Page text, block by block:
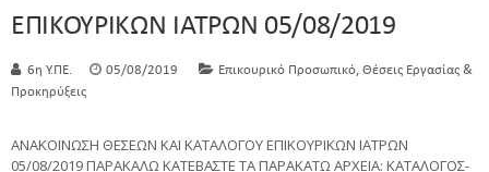
ΕΠΙΚΟΥΡΙΚΩΝ ΙΑΤΡΩΝ 05/08/2019
6η Υ.ΠΕ. 05/08/2019 Επικουρικό Προσωπικό, Θέσεις Εργασίας &
Προκηρύξεις
ΑΝΑΚΟΙΝΩΣΗ ΘΕΣΕΩΝ ΚΑΙ ΚΑΤΑΛΟΓΟΥ ΕΠΙΚΟΥΡΙΚΩΝ ΙΑΤΡΩΝ
05/08/2019 ΠΑΡΑΚΑΛΩ ΚΑΤΕΒΑΣΤΕ ΤΑ ΠΑΡΑΚΑΤΩ ΑΡΧΕΙΑ: ΚΑΤΑΛΟΓΟΣ-